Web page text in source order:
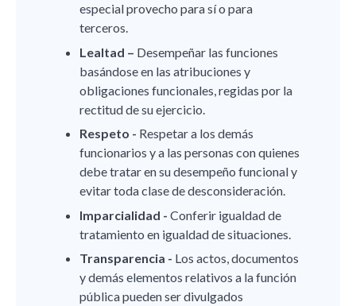
especial provecho para sí o para
terceros.
Lealtad – Desempeñar las funciones
basándose en las atribuciones y
obligaciones funcionales, regidas por la
rectitud de su ejercicio.
Respeto - Respetar a los demás
funcionarios y a las personas con quienes
debe tratar en su desempeño funcional y
evitar toda clase de desconsideración.
Imparcialidad - Conferir igualdad de
tratamiento en igualdad de situaciones.
Transparencia - Los actos, documentos
y demás elementos relativos a la función
pública pueden ser divulgados